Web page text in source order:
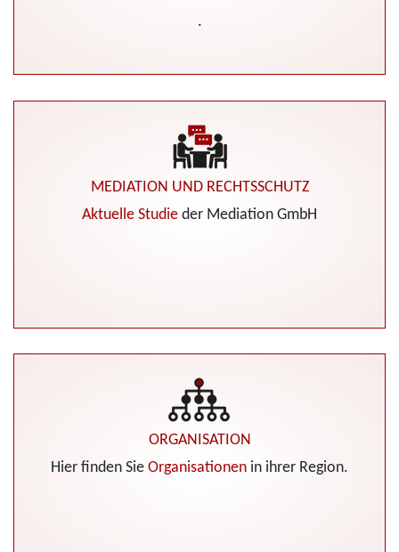
.
MEDIATION UND RECHTSSCHUTZ
Aktuelle Studie der Mediation GmbH
ORGANISATION
Hier finden Sie Organisationen in ihrer Region.